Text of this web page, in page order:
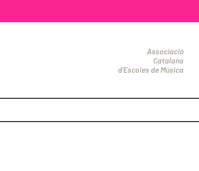
Associació
Catalana
d'Escoles de Música